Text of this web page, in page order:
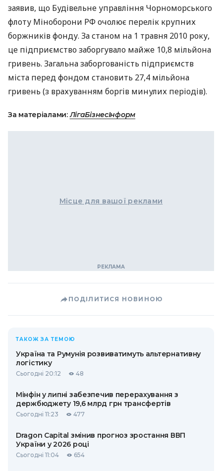
заявив, що Будівельне управління Чорноморського
флоту Міноборони РФ очолює перелік крупних
боржників фонду. За станом на 1 травня 2010 року,
це підприємство заборгувало майже 10,8 мільйона
гривень. Загальна заборгованість підприємств
міста перед фондом становить 27,4 мільйона
гривень (з врахуванням боргів минулих періодів).
За матеріалами:ЛігаБізнесІнформ
Місце для вашої реклами
ПОДІЛИТИСЯ НОВИНОЮ
ТАКОЖ ЗА ТЕМОЮ
Україна та Румунія розвиватимуть альтернативну
логістику
Сьогодні 20:12 48
Мінфін у липні забезпечив перерахування з
держбюджету 19,6 млрд грн трансфертів
Сьогодні 11:23 477
Dragon Capital змінив прогноз зростання ВВП
України у 2026 році
Сьогодні 11:04 654